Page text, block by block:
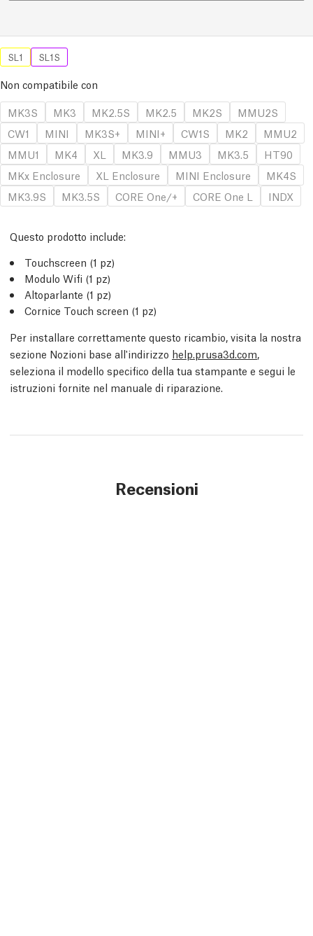
SL1 SL1S
Non compatibile con
MK3S
MK3 MK2.5S MK2.5 MK2S
MMU2S
CW1
MINI MK3S+ MINI+ CW1S MK2
MMU2
MMU1
MK4 XL MK3.9 MMU3 MK3.5
HT90
MKx Enclosure
XL Enclosure MINI Enclosure
MK4S
MK3.9S
MK3.5S CORE One/+ CORE One L INDX
Questo prodotto include:
Touchscreen (1 pz)
Modulo Wifi (1 pz)
Altoparlante (1 pz)
Cornice Touch screen (1 pz)
Per installare correttamente questo ricambio, visita la nostra
sezione Nozioni base all'indirizzo help.prusa3d.com,
seleziona il modello specifico della tua stampante e segui le
istruzioni fornite nel manuale di riparazione.
Recensioni